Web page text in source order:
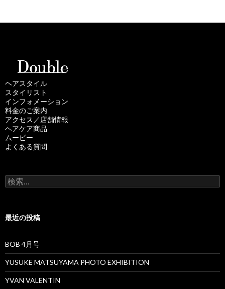
ヘアスタイル
スタイリスト
インフォメーション
料金のご案内
アクセス／店舗情報
ヘアケア商品
ムービー
よくある質問
検
索
最近の投稿
BOB 4月号
YUSUKE MATSUYAMA PHOTO EXHIBITION
YVAN VALENTIN